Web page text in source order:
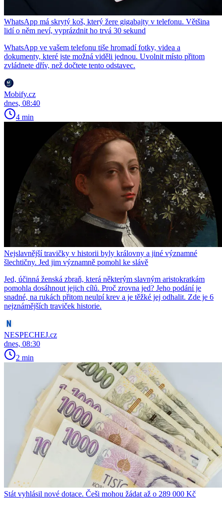
WhatsApp má skrytý koš, který žere gigabajty v telefonu. Většina
lidí o něm neví, vyprázdnit ho trvá 30 sekund
WhatsApp ve vašem telefonu tiše hromadí fotky, videa a
dokumenty, které jste možná viděli jednou. Uvolnit místo přitom
zvládnete dřív, než dočtete tento odstavec.
Mobify.cz
dnes, 08:40
4 min
Nejslavnější travičky v historii byly královny a jiné významné
šlechtičny. Jed jim významně pomohl ke slávě
Jed, účinná ženská zbraň, která některým slavným aristokratkám
pomohla dosáhnout jejich cílů. Proč zrovna jed? Jeho podání je
snadné, na rukách přitom neulpí krev a je těžké jej odhalit. Zde je 6
nejznámějších traviček historie.
NESPECHEJ.cz
dnes, 08:30
2 min
Stát vyhlásil nové dotace. Češi mohou žádat až o 289 000 Kč